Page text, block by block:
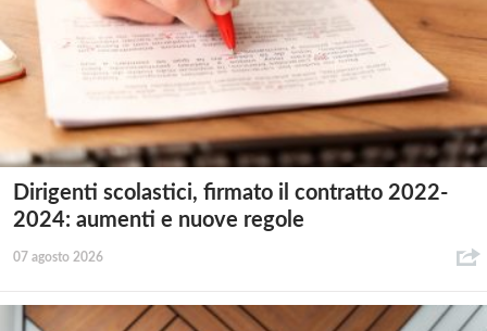
Dirigenti scolastici, firmato il contratto 2022-
2024: aumenti e nuove regole
07 agosto 2026